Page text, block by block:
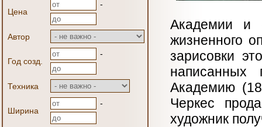
Цена
-
Автор
Год созд.
-
Техника
Ширина
-
Академии и
жизненного
зарисовки
Академию
Черкес
художник